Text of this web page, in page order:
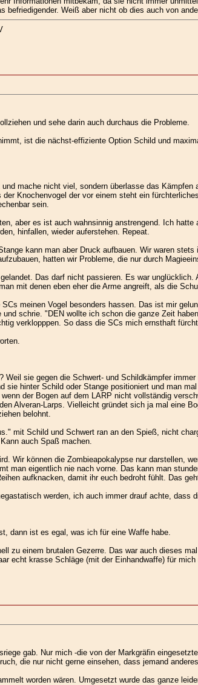
Weiß aber nicht ob dies auch von
und sehe darin auch durchaus die Probleme.
ist die nächst-effiziente Option Schild und
mache nicht viel, sondern überlasse das
Knochenvogel der vor einem steht ein
sein.
aber es ist auch wahnsinnig anstrengend. Ich
hinfallen, wieder auferstehen. Repeat.
kann man aber Druck aufbauen. Wir waren
hatten wir Probleme, die nur durch
Das darf nicht passieren. Es war
mit denen eben eher die Arme angreift, als die
meinen Vogel besonders hassen. Das ist mir
schrie. "DEN wollte ich schon die ganze Zeit
verklopppen. So dass die SCs mich ernsthaft
sie gegen die Schwert- und Schildkämpfer
hinter Schild oder Stange positioniert und man
der Bogen auf dem LARP nicht vollständig
Alveran-Larps. Vielleicht gründet sich ja mal eine
belohnt.
mit Schild und Schwert ran an den Spieß, nicht
auch Spaß machen.
Wir können die Zombieapokalypse nur darstellen,
man eigentlich nie nach vorne. Das kann man
aufknacken, damit ihr euch bedroht fühlt. Das
werden, ich auch immer drauf achte, dass
dann ist es egal, was ich für eine Waffe habe.
zu einem brutalen Gezerre. Das war auch dieses
echt krasse Schläge (mit der Einhandwaffe) für
gab. Nur mich -die von der Markgräfin
die nur nicht gerne einsehen, dass jemand
worden wären. Umgesetzt wurde das ganze